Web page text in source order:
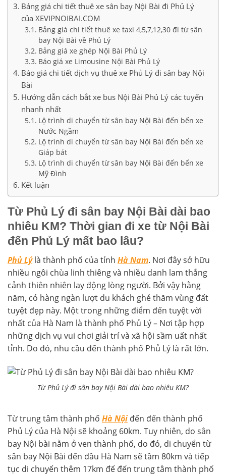
Bảng giá chi tiết thuê xe sân bay Nội Bài đi Phủ Lý
của XEVIPNOIBAI.COM
Bảng giá chi tiết thuê xe taxi 4,5,7,12,30 đi từ sân
bay Nội Bài về Phủ Lý
Bảng giá xe ghép Nội Bài Phủ Lý
Báo giá xe Limousine Nội Bài Phủ Lý
Báo giá chi tiết dịch vụ thuê xe Phủ Lý đi sân bay Nội
Bài
Hướng dẫn cách bắt xe bus Nội Bài Phủ Lý các tuyến
nhanh nhất
Lộ trình di chuyển từ sân bay Nội Bài đến bến xe
Nước Ngầm
Lộ trình di chuyển từ sân bay Nội Bài đến bến xe
Giáp bát
Lộ trình di chuyển từ sân bay Nội Bài đến bến xe
Mỹ Đình
Kết luận
Từ Phủ Lý đi sân bay Nội Bài dài bao
nhiêu KM? Thời gian đi xe từ Nội Bài
đến Phủ Lý mất bao lâu?
Phủ Lýlà thành phố của tỉnh Hà Nam. Nơi đây sở hữu
nhiều ngôi chùa linh thiêng và nhiều danh lam thắng
cảnh thiên nhiên lay động lòng người. Bởi vậy hằng
năm, có hàng ngàn lượt du khách ghé thăm vùng đất
tuyệt đẹp này. Một trong những điểm đến tuyệt vời
nhất của Hà Nam là thành phố Phủ Lý – Nơi tập hợp
những dịch vụ vui chơi giải trí và xã hội sầm uất nhất
tỉnh. Do đó, nhu cầu đến thành phố Phủ Lý là rất lớn.
Từ Phủ Lý đi sân bay Nội Bài dài bao nhiêu KM?
Từ trung tâm thành phố Hà Nội đến đến thành phố
Phủ Lý của Hà Nội sẽ khoảng 60km. Tuy nhiên, do sân
bay Nội bài nằm ở ven thành phố, do đó, di chuyển từ
sân bay Nội Bài đến đầu Hà Nam sẽ tầm 80km và tiếp
tục di chuyển thêm 17km để đến trung tâm thành phố